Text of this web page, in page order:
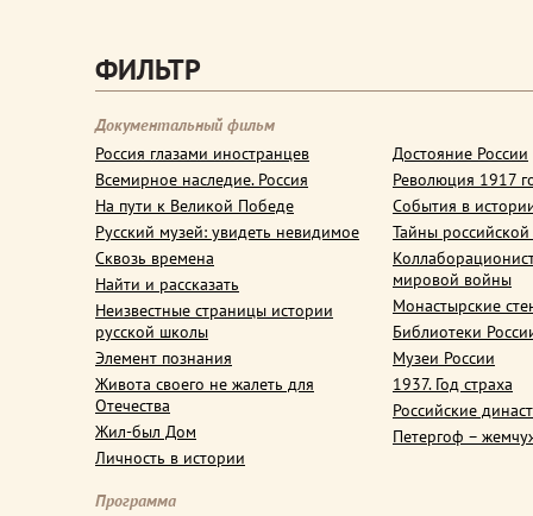
ФИЛЬТР
Документальный фильм
Россия глазами иностранцев
Всемирное наследие. Россия
На пути к Великой Победе
Русский музей: увидеть невидимое
Сквозь времена
Найти и рассказать
Неизвестные страницы истории
русской школы
Элемент познания
Живота своего не жалеть для
Отечества
Жил-был Дом
Личность в истории
Достояние России
Революция 1917
События в
Тайны
мировой войны
Монастырские
Библиотеки
Музеи России
1937. Год страха
Российские
Петергоф –
Программа